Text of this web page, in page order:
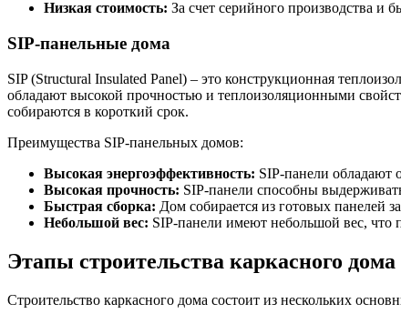
Низкая стоимость: За счет серийного производства и
SIP-панельные дома
SIP (Structural Insulated Panel) – это конструкционная
обладают высокой прочностью и теплоизоляционными
собираются в короткий срок.
Преимущества SIP-панельных домов:
Высокая энергоэффективность: SIP-панели обладают
Высокая прочность: SIP-панели способны
Быстрая сборка: Дом собирается из готовых панелей
Небольшой вес: SIP-панели имеют небольшой вес, что
Этапы строительства каркасного дома
Строительство каркасного дома состоит из нескольких